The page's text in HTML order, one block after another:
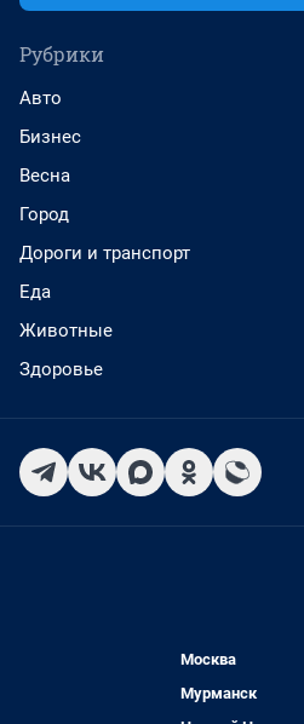
Рубрики
Авто
Бизнес
Весна
Город
Дороги и транспорт
Еда
Животные
Здоровье
Москва
Мурманск